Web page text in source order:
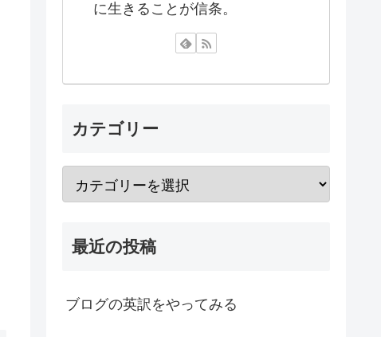
に生きることが信条。
カテゴリー
最近の投稿
ブログの英訳をやってみる